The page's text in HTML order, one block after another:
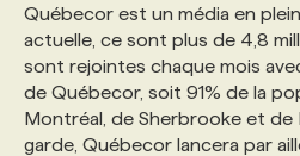
Québecor est un média en
actuelle, ce sont plus de 4,8
sont rejointes chaque mois
de Québecor, soit 91% de la
Montréal, de Sherbrooke et de
garde, Québecor lancera par